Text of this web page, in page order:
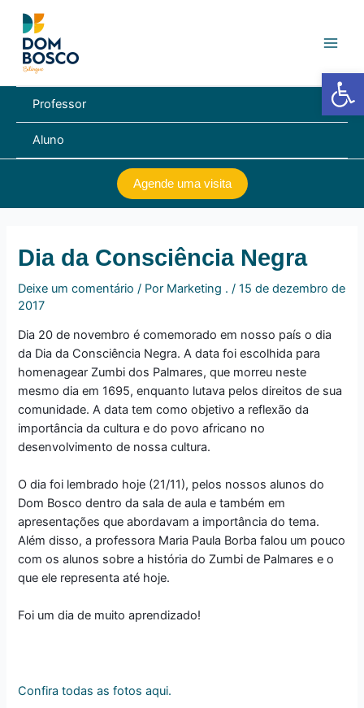
para
conteúdo
Professor
Aluno
Agende uma visita
Dia da Consciência Negra
Deixe um comentário / Por Marketing ./15 de dezembro de
2017
Dia 20 de novembro é comemorado em nosso país o dia
da Dia da Consciência Negra. A data foi escolhida para
homenagear Zumbi dos Palmares, que morreu neste
mesmo dia em 1695, enquanto lutava pelos direitos de sua
comunidade. A data tem como objetivo a reflexão da
importância da cultura e do povo africano no
desenvolvimento de nossa cultura.
O dia foi lembrado hoje (21/11), pelos nossos alunos do
Dom Bosco dentro da sala de aula e também em
apresentações que abordavam a importância do tema.
Além disso, a professora Maria Paula Borba falou um pouco
com os alunos sobre a história do Zumbi de Palmares e o
que ele representa até hoje.
Foi um dia de muito aprendizado!
Confira todas as fotos aqui.
Post
Barra de